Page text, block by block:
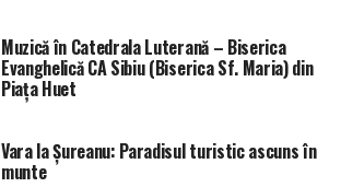
Muzică în Catedrala Luterană – Biserica
Evanghelică CA Sibiu (Biserica Sf. Maria) din
Piaţa Huet
Vara la Șureanu: Paradisul turistic ascuns în
munte